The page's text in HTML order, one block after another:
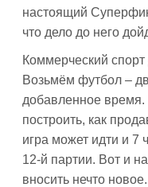
настоящий
что дело до него
Коммерческий
Возьмём футбол –
добавленное время.
построить, как
игра может идти и 7
12-й партии. Вот и
вносить нечто